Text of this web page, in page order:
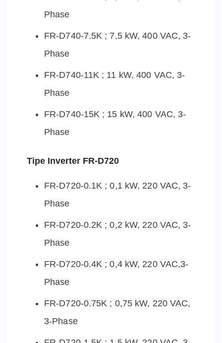
Phase
FR-D740-7.5K ; 7,5 kW, 400 VAC, 3-
Phase
FR-D740-11K ; 11 kW, 400 VAC, 3-
Phase
FR-D740-15K ; 15 kW, 400 VAC, 3-
Phase
Tipe Inverter FR-D720
FR-D720-0.1K ; 0,1 kW, 220 VAC, 3-
Phase
FR-D720-0.2K ; 0,2 kW, 220 VAC, 3-
Phase
FR-D720-0.4K ; 0,4 kW, 220 VAC,3-
Phase
FR-D720-0.75K ; 0,75 kW, 220 VAC,
3-Phase